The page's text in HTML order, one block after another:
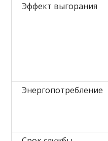
Эффект выгорания
Энергопотребление